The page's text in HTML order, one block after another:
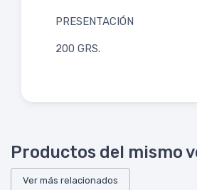
PRESENTACIÓN
200 GRS.
Productos del mismo
Ver más relacionados